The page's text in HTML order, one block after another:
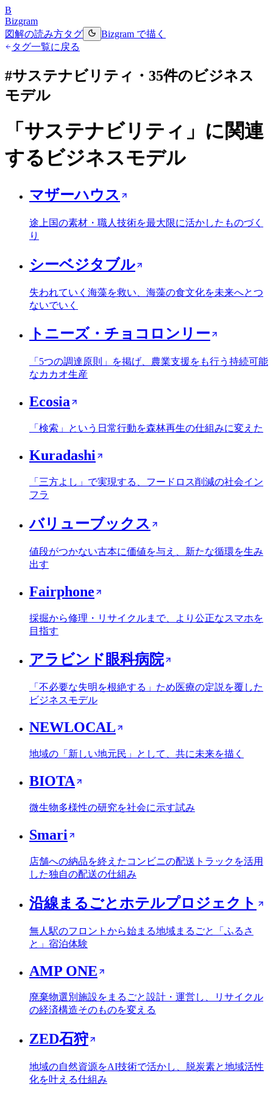
B
Bizgram
図解の読み方タグ
Bizgram で描く
タグ一覧に戻る
#サステナビリティ ・ 35件のビジネス
モデル
「 サステナビリティ 」に関連
するビジネスモデル
マザーハウス
途上国の素材・職人技術を最大限に活かしたものづく
り
シーベジタブル
失われていく海藻を救い、海藻の食文化を未来へとつ
ないでいく
トニーズ・チョコロンリー
「5つの調達原則」を掲げ、農業支援をも行う持続可能
なカカオ生産
Ecosia
「検索」という日常行動を森林再生の仕組みに変えた
Kuradashi
「三方よし」で実現する、フードロス削減の社会イン
フラ
バリューブックス
値段がつかない古本に価値を与え、新たな循環を生み
出す
Fairphone
採掘から修理・リサイクルまで、より公正なスマホを
目指す
アラビンド眼科病院
「不必要な失明を根絶する」ため医療の定説を覆した
ビジネスモデル
NEWLOCAL
地域の「新しい地元民」として、共に未来を描く
BIOTA
微生物多様性の研究を社会に示す試み
Smari
店舗への納品を終えたコンビニの配送トラックを活用
した独自の配送の仕組み
沿線まるごとホテルプロジェクト
無人駅のフロントから始まる地域まるごと「ふるさ
と」宿泊体験
AMP ONE
廃棄物選別施設をまるごと設計・運営し、リサイクル
の経済構造そのものを変える
ZED石狩
地域の自然資源をAI技術で活かし、脱炭素と地域活性
化を叶える仕組み